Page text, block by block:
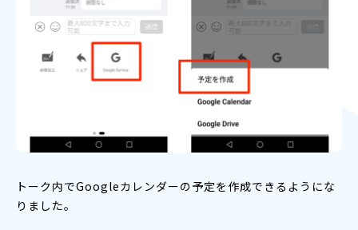
トーク内でGoogleカレンダーの予定を作成できるようにな
りました。